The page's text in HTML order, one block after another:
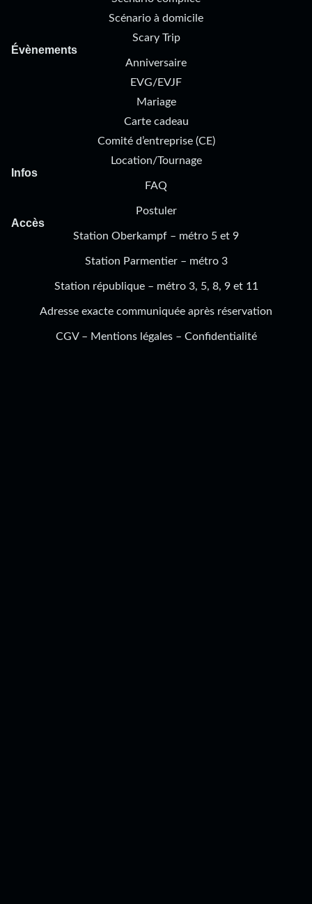
Scénario à domicile
Scary Trip
Évènements
Anniversaire
EVG/EVJF
Mariage
Carte cadeau
Comité d’entreprise (CE)
Location/Tournage
Infos
FAQ
Postuler
Accès
Station Oberkampf – métro 5 et 9
Station Parmentier – métro 3
Station république – métro 3, 5, 8, 9 et 11
Adresse exacte communiquée après réservation
CGV– Mentions légales– Confidentialité